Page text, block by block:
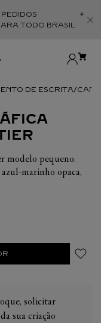
TODO BRASIL
DE ESCRITA
modelo pequeno.
marinho opaca,
em mármore
tamanho médio.
solicitar
sua criação